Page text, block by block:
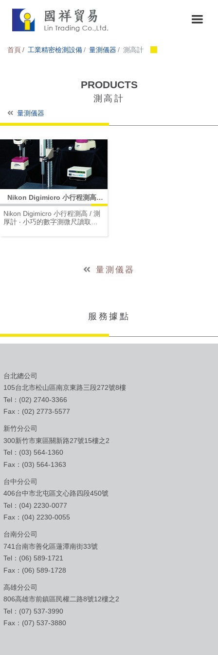
首頁 工業精密檢測設備 量測儀器 測高計
PRODUCTS
測高計
量測儀器
Nikon Digimicro 小行程測高 /
測厚計
Nikon Digimicro 小行程測高 / 測
厚計 ‧ 小巧的數字測微尺讀取值
量測儀器
服務據點
台北總公司
105台北市松山區南京東路三段272號8樓
Tel：(02) 2740-3366
Fax：(02) 2773-5577
新竹分公司
300新竹市東區關新路27號15樓之2
Tel：(03) 564-1360
Fax：(03) 564-1363
台中分公司
406台中市北屯區文心路四段450號
Tel：(04) 2230-0077
Fax：(04) 2230-0055
台南分公司
741台南市善化區蓮潭南街33號
Tel：(06) 589-1721
Fax：(06) 589-1728
高雄分公司
806高雄市前鎮區民權二路8號12樓之2
Tel：(07) 537-3990
Fax：(07) 537-3880